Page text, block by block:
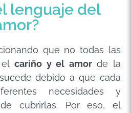
lenguaje del
que no todas las
cariño y el amorde la
debido a que cada
necesidades y
cubrirlas. Por eso, el